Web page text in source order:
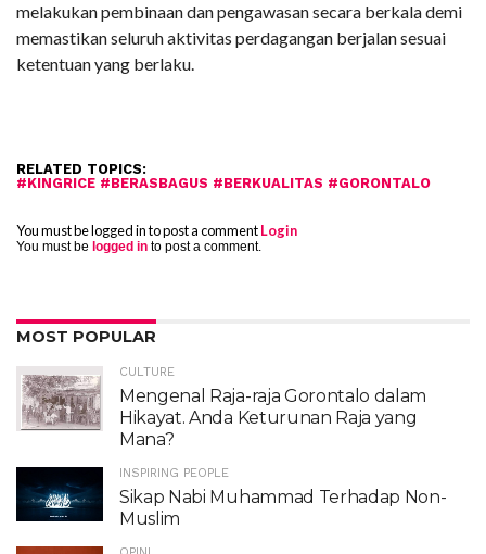
melakukan pembinaan dan pengawasan secara berkala demi
memastikan seluruh aktivitas perdagangan berjalan sesuai
ketentuan yang berlaku.
RELATED TOPICS:
#KINGRICE #BERASBAGUS #BERKUALITAS #GORONTALO
You must be logged in to post a commentLogin
You must be logged in to post a comment.
MOST POPULAR
CULTURE
Mengenal Raja-raja Gorontalo dalam
Hikayat. Anda Keturunan Raja yang
Mana?
INSPIRING PEOPLE
Sikap Nabi Muhammad Terhadap Non-
Muslim